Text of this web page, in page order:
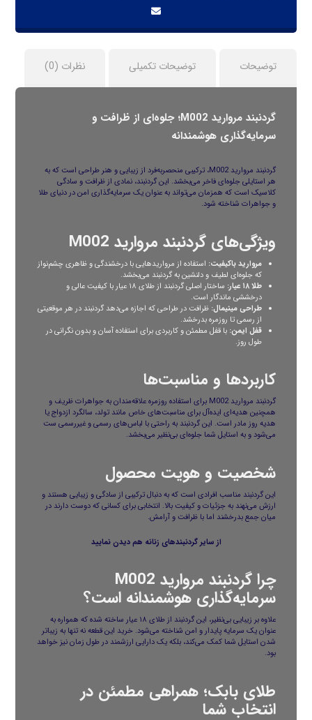
توضیحات توضیحات تکمیلی نظرات (0)
گردنبند مروارید M002؛ جلوه‌ای از ظرافت و
سرمایه‌گذاری هوشمندانه
گردنبند مروارید M002، ترکیبی منحصربه‌فرد از زیبایی و هنر طراحی است که به
هر استایلی جلوه‌ای فاخر می‌بخشد. این گردنبند، نمادی از ظرافت و سادگی
کلاسیک است که همزمان می‌تواند به عنوان یک سرمایه‌گذاری امن در دنیای طلا
و جواهرات شناخته شود.
ویژگی‌های گردنبند مروارید M002
مروارید باکیفیت: استفاده از مرواریدهایی با درخشندگی و ظاهری چشم‌نواز
که جلوه‌ای لطیف و دلنشین به گردنبند می‌بخشد.
طلا ۱۸ عیار:
ساختار اصلی گردنبند از طلای ۱۸ عیار با کیفیت عالی و
درخششی ماندگار است.
طراحی مینیمال: ظرافت در طراحی که اجازه می‌دهد گردنبند در هر موقعیتی
از رسمی تا روزمره بدرخشد.
قفل ایمن: با قفل مطمئن و کاربردی برای استفاده آسان و بدون نگرانی در
طول روز.
کاربردها و مناسبت‌ها
گردنبند مروارید M002 برای استفاده روزمره علاقه‌مندان به جواهرات ظریف و
همچنین هدیه‌ای ایده‌آل برای مناسبت‌های خاص مانند تولد، سالگرد ازدواج یا
هدیه روز مادر است. این گردنبند به راحتی با لباس‌های رسمی و غیررسمی ست
می‌شود و به استایل شما جلوه‌ای بی‌نظیر می‌بخشد.
شخصیت و هویت محصول
این گردنبند مناسب افرادی است که به دنبال ترکیبی از سادگی و زیبایی هستند و
ارزش می‌نهند به جزئیات و کیفیت بالا. انتخابی برای کسانی که دوست دارند در
میان جمع بدرخشند اما با ظرافت و آرامش.
از سایرگردنبندهای زنانه هم دیدن نمایید
چرا گردنبند مروارید M002
سرمایه‌گذاری هوشمندانه است؟
علاوه بر زیبایی بی‌نظیر، این گردنبند از طلای ۱۸ عیار ساخته شده که همواره به
عنوان یک سرمایه پایدار و امن شناخته می‌شود. خرید این قطعه نه تنها به زیباتر
شدن استایل شما کمک می‌کند، بلکه یک دارایی ارزشمند در طول زمان نیز خواهد
بود.
طلای بابک؛ همراهی مطمئن در
انتخاب شما